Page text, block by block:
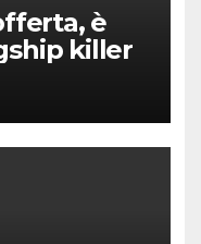
è
killer